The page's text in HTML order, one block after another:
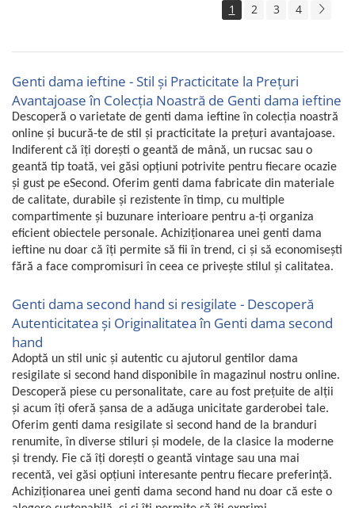
1 2 3 4
Genti dama ieftine - Stil și Practicitate la Prețuri
Avantajoase în Colecția Noastră de Genti dama ieftine
Descoperă o varietate de genti dama ieftine în colecția noastră
online și bucură-te de stil și practicitate la prețuri avantajoase.
Indiferent că îți dorești o geantă de mână, un rucsac sau o
geantă tip toată, vei găsi opțiuni potrivite pentru fiecare ocazie
și gust pe eSecond. Oferim genti dama fabricate din materiale
de calitate, durabile și rezistente în timp, cu multiple
compartimente și buzunare interioare pentru a-ți organiza
eficient obiectele personale. Achiziționarea unei genti dama
ieftine nu doar că îți permite să fii în trend, ci și să economisești
fără a face compromisuri în ceea ce privește stilul și calitatea.
Genti dama second hand si resigilate - Descoperă
Autenticitatea și Originalitatea în Genti dama second
hand
Adoptă un stil unic și autentic cu ajutorul gentilor dama
resigilate si second hand disponibile în magazinul nostru online.
Descoperă piese cu personalitate, care au fost prețuite de alții
și acum îți oferă șansa de a adăuga unicitate garderobei tale.
Oferim genti dama resigilate si second hand de la branduri
renumite, în diverse stiluri și modele, de la clasice la moderne
și trendy. Fie că îți dorești o geantă vintage sau una mai
recentă, vei găsi opțiuni interesante pentru fiecare preferință.
Achiziționarea unei genti dama second hand nu doar că este o